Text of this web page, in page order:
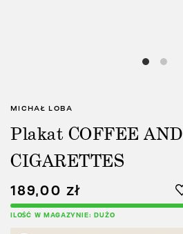
MICHAŁ LOBA
Plakat COFFEE AND
CIGARETTES
189,00 zł
ILOŚĆ W MAGAZYNIE: DUŻO